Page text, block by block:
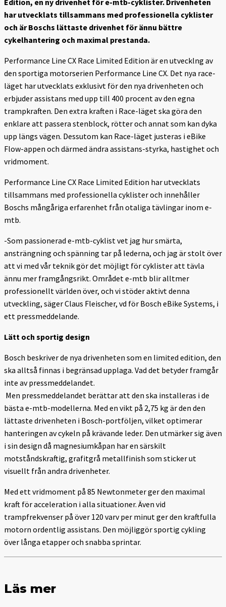
har utvecklats tillsammans med professionella cyklister
och är Boschs lättaste drivenhet för ännu bättre
cykelhantering och maximal prestanda.
Performance Line CX Race Limited Edition är en utvecklng av
den sportiga motorserien Performance Line CX. Det nya race-
läget har utvecklats exklusivt för den nya drivenheten och
erbjuder assistans med upp till 400 procent av den egna
trampkraften. Den extra kraften i Race-läget ska göra den
enklare att passera stenblock, rötter och annat som kan dyka
upp längs vägen. Dessutom kan Race-läget justeras i eBike
Flow-appen och därmed ändra assistans-styrka, hastighet och
vridmoment.
Performance Line CX Race Limited Edition har utvecklats
tillsammans med professionella cyklister och innehåller
Boschs mångåriga erfarenhet från otaliga tävlingar inom e-
mtb.
-Som passionerad e-mtb-cyklist vet jag hur smärta,
ansträngning och spänning tar på lederna, och jag är stolt över
att vi med vår teknik gör det möjligt för cyklister att tävla
ännu mer framgångsrikt. Området e-mtb blir alltmer
professionellt världen över, och vi stöder aktivt denna
utveckling, säger Claus Fleischer, vd för Bosch eBike Systems, i
ett pressmeddelande.
Lätt och sportig design
Bosch beskriver de nya drivenheten som en limited edition, den
ska alltså finnas i begränsad upplaga. Vad det betyder framgår
inte av pressmeddelandet.
Men pressmeddelandet berättar att den ska installeras i de
bästa e-mtb-modellerna. Med en vikt på 2,75 kg är den den
lättaste drivenheten i Bosch-portföljen, vilket optimerar
hanteringen av cykeln på krävande leder. Den utmärker sig även
i sin design då magnesiumkåpan har en särskilt
motståndskraftig, grafitgrå metallfinish som sticker ut
visuellt från andra drivenheter.
Med ett vridmoment på 85 Newtonmeter ger den maximal
kraft för acceleration i alla situationer. Även vid
trampfrekvenser på över 120 varv per minut ger den kraftfulla
motorn ordentlig assistans. Den möjliggör sportig cykling
över långa etapper och snabba sprintar.
Läs mer